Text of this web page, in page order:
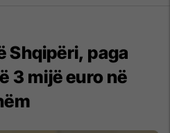
Shqipëri, paga
3 mijë euro në